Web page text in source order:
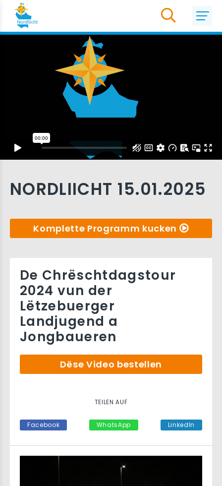
NORDLIICHT 15.01.2025
Komplette Programm kucken
De Chrëschtdagstour
2024 vun der
Lëtzebuerger
Landjugend a
Jongbaueren
Dëse Video bestellen
TEILEN AUF
Facebook WhatsApp LinkedIn